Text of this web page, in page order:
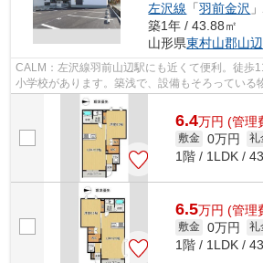
左沢線 「羽前金沢
築1年 / 43.88㎡
山形県東村山郡山
CALM：左沢線羽前山辺駅にも近くて便利。徒歩
小学校があります。築浅で、設備もそろっている
気持ちもフレッシュ。こちらの物件はア...
6.4万円 (管理
敷金 0万円 礼
1階 / 1LDK /
6.5万円 (管理
敷金 0万円 礼
1階 / 1LDK /